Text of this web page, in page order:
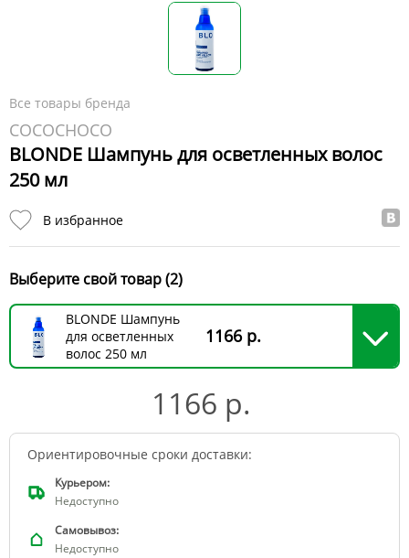
Все товары бренда
COCOCHOCO
BLONDE Шампунь для осветленных волос
250 мл
В избранное
Выберите свой товар (2)
BLONDE Шампунь
для осветленных
волос 250 мл
1166 р.
1166 р.
Ориентировочные сроки доставки:
Курьером:
Недоступно
Самовывоз:
Недоступно